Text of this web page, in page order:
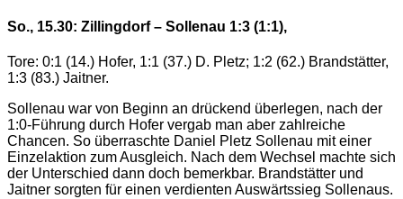
So., 15.30: Zillingdorf – Sollenau 1:3 (1:1),
Tore: 0:1 (14.) Hofer, 1:1 (37.) D. Pletz; 1:2 (62.) Brandstätter,
1:3 (83.) Jaitner.
Sollenau war von Beginn an drückend überlegen, nach der
1:0-Führung durch Hofer vergab man aber zahlreiche
Chancen. So überraschte Daniel Pletz Sollenau mit einer
Einzelaktion zum Ausgleich. Nach dem Wechsel machte sich
der Unterschied dann doch bemerkbar. Brandstätter und
Jaitner sorgten für einen verdienten Auswärtssieg Sollenaus.